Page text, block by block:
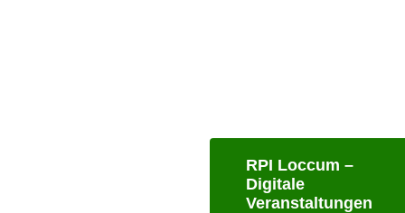
RPI Loccum –
Digitale
Veranstaltungen